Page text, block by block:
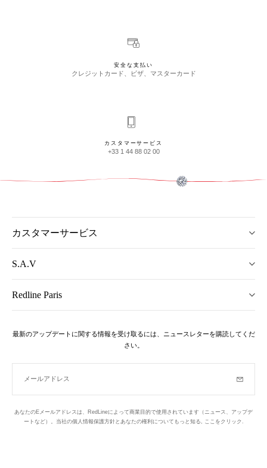
安全な支払い
クレジットカード、ビザ、マスターカード
カスタマーサービス
+33 1 44 88 02 00
カスタマーサービス
S.A.V
Redline Paris
最新のアップデートに関する情報を受け取るには、ニュースレターを購読してくだ
さい。
メールアドレス
あなたのEメールアドレスは、RedLineによって商業目的で使用されています（ニュース、アップデ
ートなど）。当社の個人情報保護方針とあなたの権利についてもっと知る,
ここをクリック